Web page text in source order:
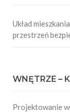
Układ
przestrzeń
WNĘTRZE –
Projektowanie